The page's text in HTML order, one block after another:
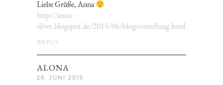
Liebe Grüße, Anna
http://anna-
silver.blogspot.de/2015/06/blogvorstellung.html
REPLY
ALONA
29. JUNI 2015